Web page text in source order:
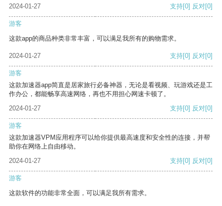
2024-01-27 支持[0] 反对[0]
游客
这款app的商品种类非常丰富，可以满足我所有的购物需求。
2024-01-27 支持[0] 反对[0]
游客
这款加速器app简直是居家旅行必备神器，无论是看视频、玩游戏还是工
作办公，都能畅享高速网络，再也不用担心网速卡顿了。
2024-01-27
支持[0] 反对[0]
游客
这款加速器VPM应用程序可以给你提供最高速度和安全性的连接，并帮
助你在网络上自由移动。
2024-01-27
支持[0] 反对[0]
游客
这款软件的功能非常全面，可以满足我所有需求。